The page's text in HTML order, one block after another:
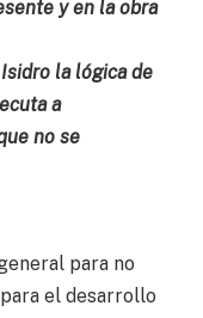
y en la obra
la lógica de
a
no se
para no
el desarrollo